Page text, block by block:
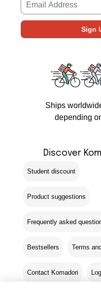
Ships
depending
Discover
Student discount
Product suggestions
Frequently asked
Bestsellers Terms
Contact Komadori